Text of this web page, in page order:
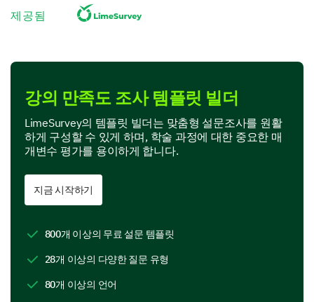
(1 - 매우 부족함에서 5 - 우수함)
1 2 3 4
5
강좌 목표의 명확성
강좌 자료의 유용성
강좌 주제의 관련성
주제의 깊이 있는 다룸
강의
읽기 자료
제공됨
강의 만족도 조사 템플릿 빌더
LimeSurvey의 템플릿 빌더는 맞춤형 설문조사를 원활
하게 구성할 수 있게 하며, 학술 과정에 대한 중요한 매
개변수 평가를 용이하게 합니다.
지금 시작하기
800개 이상의 무료 설문 템플릿
28개 이상의 다양한 질문 유형
80개 이상의 언어